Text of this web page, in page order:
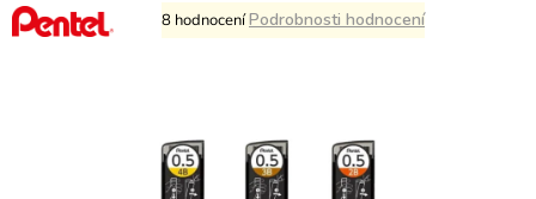
Průměrné
hodnocení
5
hvězdiček.
8 hodnoceníPodrobnosti hodnocení